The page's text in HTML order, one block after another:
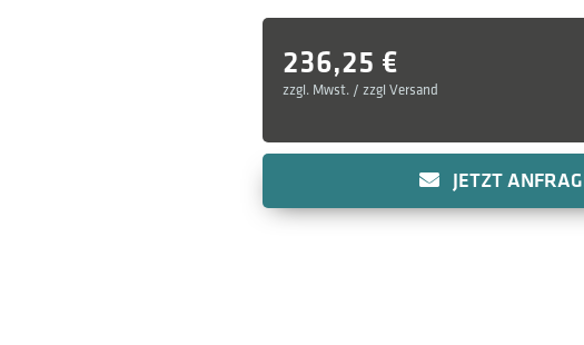
236,25 €
zzgl. Mwst. / zzgl Versand
JETZT